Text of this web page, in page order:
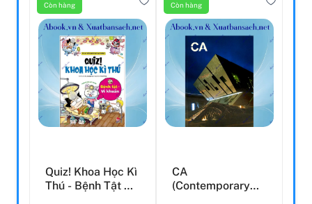
Còn hàng
Quiz! Khoa Học Kì
Thú - Bệnh Tật Vi
Còn hàng
CA
(Contemporary